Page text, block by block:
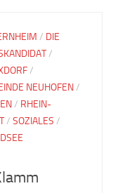
/ DIE
/
/
NEUHOFEN/
/ RHEIN-
/ SOZIALES /